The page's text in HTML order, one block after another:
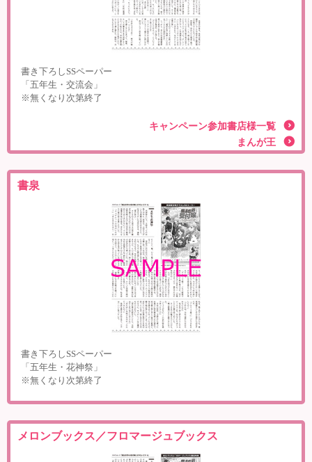
書き下ろしSSペーパー
「五年生・交流会」
※無くなり次第終了
キャンペーン参加書店様一覧
まんが王
書泉
書き下ろしSSペーパー
「五年生・花神祭」
※無くなり次第終了
メロンブックス／フロマージュブックス